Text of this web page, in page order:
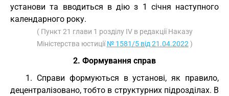
установи та вводиться в дію з 1 січня наступного
календарного року.
( Пункт 21 глави 1 розділу IV в редакції Наказу
Міністерства юстиції№ 1581/5 від 21.04.2022 )
2. Формування справ
1. Справи формуються в установі, як правило,
децентралізовано, тобто в структурних підрозділах. В